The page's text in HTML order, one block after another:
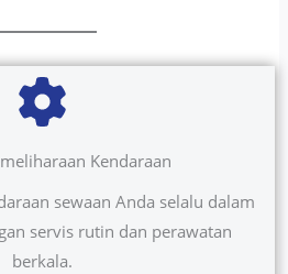
Kendaraan
sewaan Anda selalu dalam
servis rutin dan perawatan
berkala.